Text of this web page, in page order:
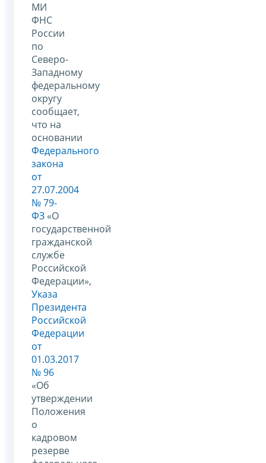
МИ
ФНС
России
по
Северо-
Западному
федеральному
округу
сообщает,
что на
основании
Федерального
закона
от
27.07.2004
№ 79-
ФЗ «О
государственной
гражданской
службе
Российской
Федерации»,
Указа
Президента
Российской
Федерации
от
01.03.2017
№ 96
«Об
утверждении
Положения
о
кадровом
резерве